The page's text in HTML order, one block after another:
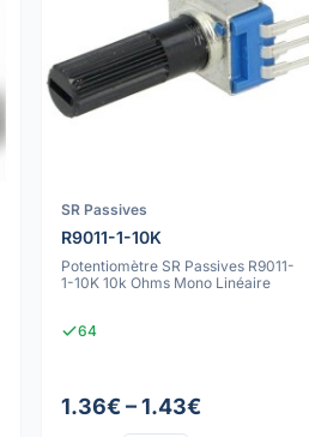
SR Passives
R9011-1-10K
Potentiomètre SR Passives R9011-
1-10K 10k Ohms Mono Linéaire
64
1.36€ – 1.43€